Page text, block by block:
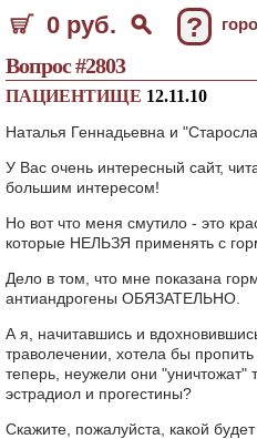
0 руб. ?
Вопрос #2803
ПАЦИЕНТИЩЕ 12.11.10
Наталья Геннадьевна и
У Вас очень интересный сайт,
большим интересом!
Но вот что меня смутило - это
которые НЕЛЬЗЯ применять с
Дело в том, что мне показана
антиандрогены ОБЯЗАТЕЛЬНО.
А я, начитавшись и
траволечении, хотела бы
теперь, неужели они
эстрадиол и прогестины?
Скажите, пожалуйста, какой